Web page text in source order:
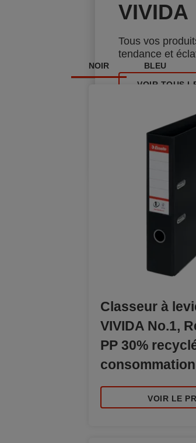
VIVIDA
Tous vos
tendance et
VOIR TOUS
NOIR BLEU
Classeur à
VIVIDA No.1,
PP 30%
consommation
VOIR LE